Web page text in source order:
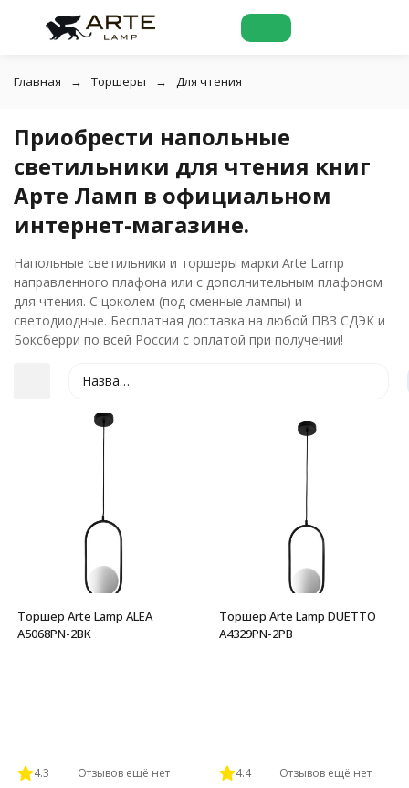
Главная Торшеры Для чтения
Приобрести напольные
светильники для чтения книг
Арте Ламп в официальном
интернет-магазине.
Напольные светильники и торшеры марки Arte Lamp
направленного плафона или с дополнительным плафоном
для чтения. С цоколем (под сменные лампы) и
светодиодные. Бесплатная доставка на любой ПВЗ СДЭК и
Боксберри по всей России с оплатой при получении!
Название
Торшер Arte Lamp ALEA
A5068PN-2BK
4.3 Отзывов ещё нет
Торшер Arte Lamp DUETTO
A4329PN-2PB
4.4 Отзывов ещё нет